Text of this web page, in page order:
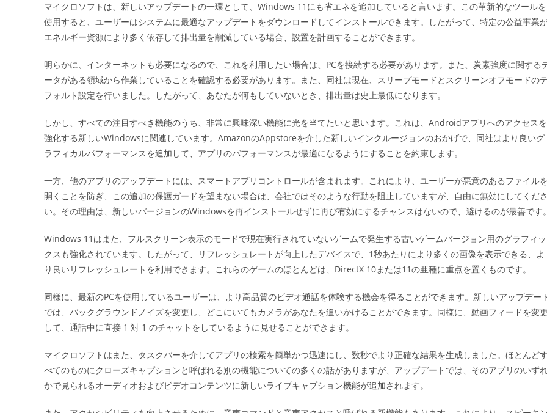
マイクロソフトは、新しいアップデートの一環として、Windows 11にも省エネを追加していると言います。この革新的なツールを
使用すると、ユーザーはシステムに最適なアップデートをダウンロードしてインストールできます。したがって、特定の公益事業
エネルギー資源により多く依存して排出量を削減している場合、設置を計画することができます。
明らかに、インターネットも必要になるので、これを利用したい場合は、PCを接続する必要があります。また、炭素強度に関する
ータがある領域から作業していることを確認する必要があります。また、同社は現在、スリープモードとスクリーンオフモードの
フォルト設定を行いました。したがって、あなたが何もしていないとき、排出量は史上最低になります。
しかし、すべての注目すべき機能のうち、非常に興味深い機能に光を当てたいと思います。これは、Androidアプリへのアクセスを
強化する新しいWindowsに関連しています。AmazonのAppstoreを介した新しいインクルージョンのおかげで、同社はより良いグ
ラフィカルパフォーマンスを追加して、アプリのパフォーマンスが最適になるようにすることを約束します。
一方、他のアプリのアップデートには、スマートアプリコントロールが含まれます。これにより、ユーザーが悪意のあるファイルを
開くことを防ぎ、この追加の保護ガードを望まない場合は、会社ではそのような行動を阻止していますが、自由に無効にしてくださ
い。その理由は、新しいバージョンのWindowsを再インストールせずに再び有効にするチャンスはないので、避けるのが最善です。
Windows 11はまた、フルスクリーン表示のモードで現在実行されていないゲームで発生する古いゲームバージョン用のグラフィッ
クスも強化されています。したがって、リフレッシュレートが向上したデバイスで、1秒あたりにより多くの画像を表示できる、よ
り良いリフレッシュレートを利用できます。これらのゲームのほとんどは、DirectX 10または11の亜種に重点を置くものです。
同様に、最新のPCを使用しているユーザーは、より高品質のビデオ通話を体験する機会を得ることができます。新しいアップデー
では、バックグラウンドノイズを変更し、どこにいてもカメラがあなたを追いかけることができます。同様に、動画フィードを変更
して、通話中に直接 1 対 1 のチャットをしているように見せることができます。
マイクロソフトはまた、タスクバーを介してアプリの検索を簡単かつ迅速にし、数秒でより正確な結果を生成しました。ほとんどす
べてのものにクローズキャプションと呼ばれる別の機能についての多くの話がありますが、アップデートでは、そのアプリのいず
かで見られるオーディオおよびビデオコンテンツに新しいライブキャプション機能が追加されます。